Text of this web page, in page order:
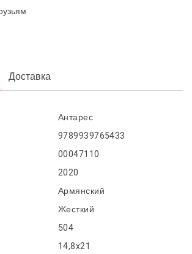
Доставка
Антарес
9789939765433
00047110
2020
Армянский
Жесткий
504
14,8x21